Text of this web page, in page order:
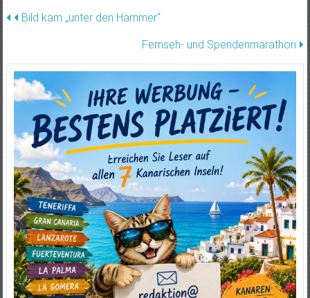
Beitragsnavigation
Bild kam „unter den Hammer“
Fernseh- und Spendenmarathon